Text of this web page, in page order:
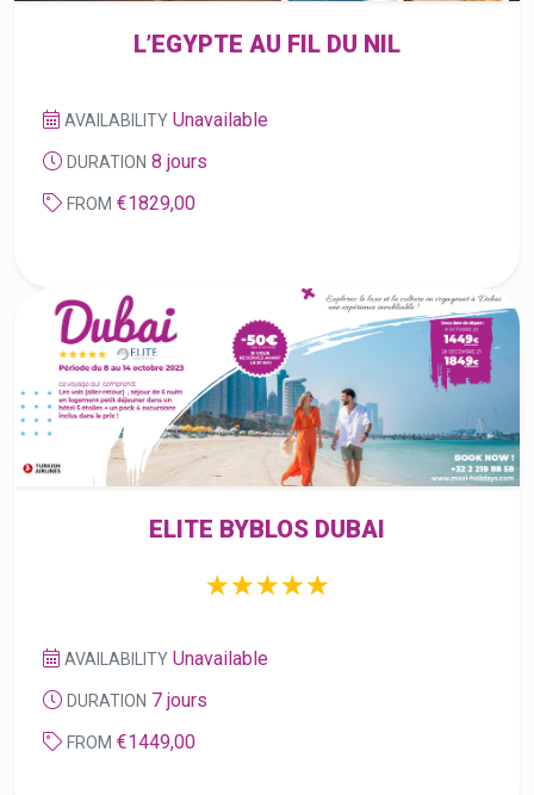
ELITE BYBLOS DUBAI
☆☆☆☆☆
★★★★★
AVAILABILITY Unavailable
7 jours
MAXI DEALS